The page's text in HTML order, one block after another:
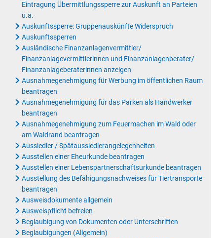
Eintragung Übermittlungssperre zur Auskunft an Parteien
u.a.
Auskunftssperre: Gruppenauskünfte Widerspruch
Auskunftssperren
Ausländische Finanzanlagenvermittler/
Finanzanlagevermittlerinnen und Finanzanlagenberater/
Finanzanlageberaterinnen anzeigen
Ausnahmegenehmigung für Werbung im öffentlichen Raum
beantragen
Ausnahmegenehmigung für das Parken als Handwerker
beantragen
Ausnahmegenehmigung zum Feuermachen im Wald oder
am Waldrand beantragen
Aussiedler / Spätaussiedlerangelegenheiten
Ausstellen einer Eheurkunde beantragen
Ausstellen einer Lebenspartnerschaftsurkunde beantragen
Ausstellung des Befähigungsnachweises für Tiertransporte
beantragen
Ausweisdokumente allgemein
Ausweispflicht befreien
Beglaubigung von Dokumenten oder Unterschriften
Beglaubigungen (Allgemein)